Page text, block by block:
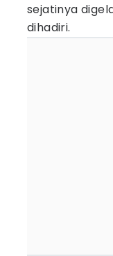
sejatinya
dihadiri.